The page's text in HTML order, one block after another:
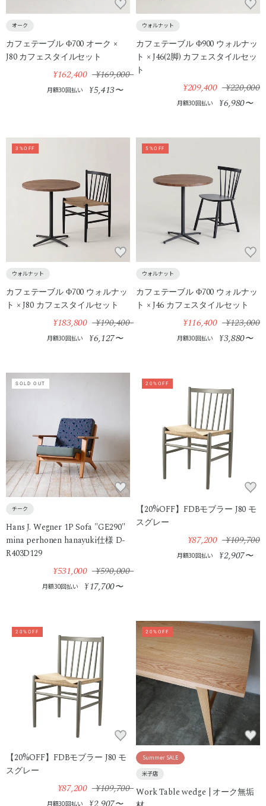
オーク
カフェテーブル Φ700 オーク ×
J80 カフェスタイルセット
¥162,400 ¥169,000
月額30回払い ¥5,413〜
ウォルナット
カフェテーブル Φ900 ウォルナッ
ト × J46(2脚) カフェスタイルセッ
ト
¥209,400 ¥220,000
月額30回払い ¥6,980〜
3%OFF
ウォルナット
カフェテーブル Φ700 ウォルナッ
ト × J80 カフェスタイルセット
¥183,800 ¥190,400
月額30回払い ¥6,127〜
5%OFF
ウォルナット
カフェテーブル Φ700 ウォルナッ
ト × J46 カフェスタイルセット
¥116,400 ¥123,000
月額30回払い ¥3,880〜
SOLD OUT
チーク
Hans J. Wegner 1P Sofa "GE290"
mina perhonen hanayuki仕様 D-
R403D129
¥531,000 ¥590,000
月額30回払い ¥17,700〜
20%OFF
【20%OFF】FDBモブラー J80 モ
スグレー
¥87,200 ¥109,700
月額30回払い ¥2,907〜
20%OFF
【20%OFF】FDBモブラー J80 モ
スグレー
¥87,200 ¥109,700
月額30回払い
20%OFF
Summer SALE
米子店
Work Table wedge | オーク無垢